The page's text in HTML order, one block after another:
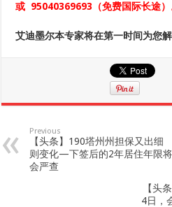
或 95040369693 （免费国际长途）
艾迪墨尔本专家将在第一时间为您解
Previous
【头条】190塔州州担保又出细
则变化—下签后的2年居住年限将
会严查
【头
4日，